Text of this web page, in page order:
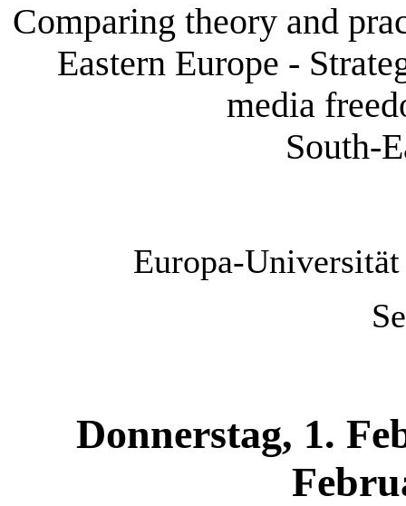
Comparing theory and
Eastern Europe -
media
South-
Europa-
Donnerstag, 1.